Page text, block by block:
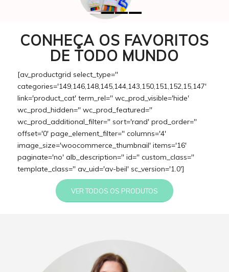
CONHEÇA OS FAVORITOS
DE TODO MUNDO
[av_productgrid select_type=''
categories='149,146,148,145,144,143,150,151,152,15,147'
link='product_cat' term_rel='' wc_prod_visible='hide'
wc_prod_hidden='' wc_prod_featured=''
wc_prod_additional_filter='' sort='rand' prod_order=''
offset='0' page_element_filter='' columns='4'
image_size='woocommerce_thumbnail' items='16'
paginate='no' alb_description='' id='' custom_class=''
template_class='' av_uid='av-beil' sc_version='1.0']
VER TODOS OS PRODUTOS